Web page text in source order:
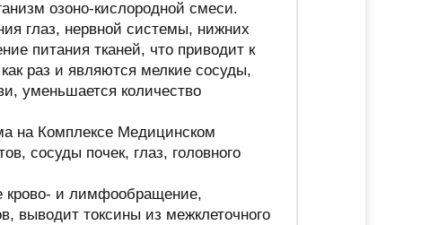
озоно-кислородной смеси.
глаз, нервной системы, нижних
питания тканей, что приводит к
раз и являются мелкие сосуды,
уменьшается количество
на Комплексе Медицинском
сосуды почек, глаз, головного
крово- и лимфообращение,
выводит токсины из межклеточного